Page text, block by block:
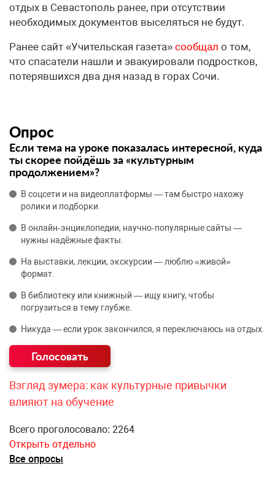
отдых в Севастополь ранее, при отсутствии
необходимых документов выселяться не будут.
Ранее сайт «Учительская газета» сообщал о том,
что спасатели нашли и эвакуировали подростков,
потерявшихся два дня назад в горах Сочи.
Опрос
Если тема на уроке показалась интересной, куда
ты скорее пойдёшь за «культурным
продолжением»?
В соцсети и на видеоплатформы — там быстро нахожу
ролики и подборки.
В онлайн‑энциклопедии, научно‑популярные сайты —
нужны надёжные факты.
На выставки, лекции, экскурсии — люблю «живой»
формат.
В библиотеку или книжный — ищу книгу, чтобы
погрузиться в тему глубже.
Никуда — если урок закончился, я переключаюсь на отдых.
Взгляд зумера: как культурные привычки
влияют на обучение
Всего проголосовало: 2264
Открыть отдельно
Все опросы